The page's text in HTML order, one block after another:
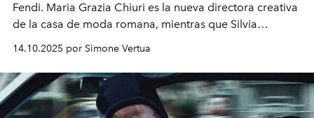
Fendi. Maria Grazia Chiuri es la nueva directora creativa
de la casa de moda romana, mientras que Silvia
14.10.2025 por Simone Vertua